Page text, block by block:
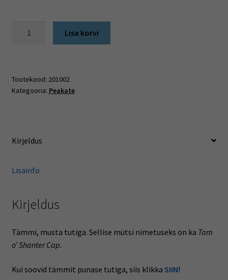
(šoti
müts),
Lisa korvi
Tootekood: 201002
Kategooria: Peakate
Kirjeldus
Lisainfo
Kirjeldus
Tämmi, musta tutiga. Sellise mütsi nimetuseks on ka Tam
o’ Shanter Cap.
Kui soovid tämmit punase tutiga, siis klikka SIIN!